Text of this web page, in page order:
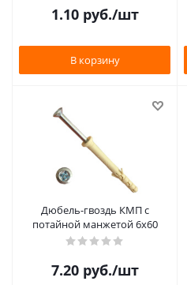
1.10руб./шт
В корзину
Дюбель-гвоздь КМП с
потайной манжетой 6х60
7.20руб./шт